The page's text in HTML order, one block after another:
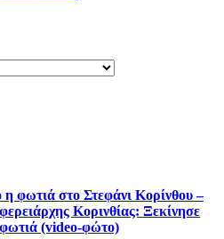
φωτιά στο Στεφάνι Κορίνθου –
Κορινθίας: Ξεκίνησε
(video-φώτο)